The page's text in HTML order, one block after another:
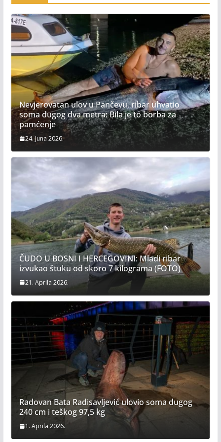
Nevjerovatan ulov u Pančevu, ribar uhvatio
soma dugog dva metra: Bila je to borba za
pamćenje
24. Juna 2026.
ČUDO U BOSNI I HERCEGOVINI: Mladi ribar
izvukao štuku od skoro 7 kilograma (FOTO)
21. Aprila 2026.
Radovan Bata Radisavljević ulovio soma dugog
240 cm i teškog 97,5 kg
1. Aprila 2026.